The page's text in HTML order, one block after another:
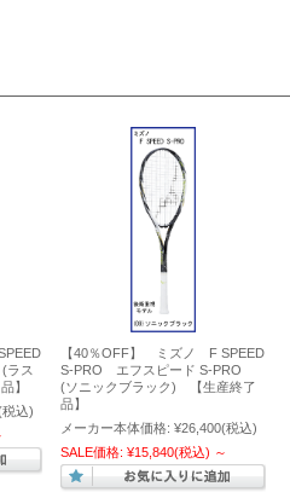
ス
】
税込)
【40％OFF】 ミズノ F SPEED
S-PRO エフスピード S-PRO
(ソニックブラック) 【生産終了
品】
メーカー本体価格: ¥26,400(税込)
SALE価格: ¥15,840(税込) ～